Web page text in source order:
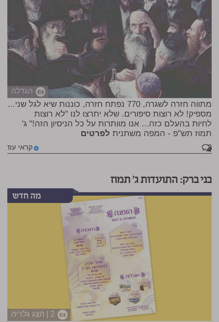
הגדלה
מתווה חזרה לשגרה, 770 נפתח חזרה, כוננות שיא לגל שני...
מספיק! לא רוצות סיפורים. שלא יתרצו לנו "לא רוצות
לחיות בהעלם כזה... אנו מוותרות על כל הניסיון הזה!" ג'
תמוז תש"פ - המפה משתנית לפרטים
קראי עוד 2
בני ברק: התועדות ג' תמוז
2 | הצג גלריה